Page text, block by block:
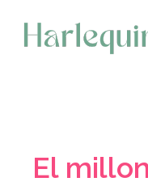
contenido
El